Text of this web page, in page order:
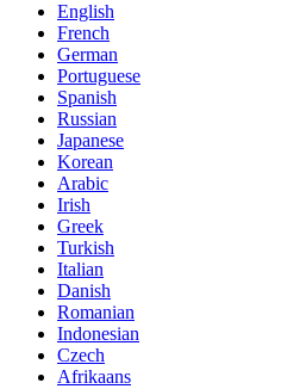
English
French
German
Portuguese
Spanish
Russian
Japanese
Korean
Arabic
Irish
Greek
Turkish
Italian
Danish
Romanian
Indonesian
Czech
Afrikaans